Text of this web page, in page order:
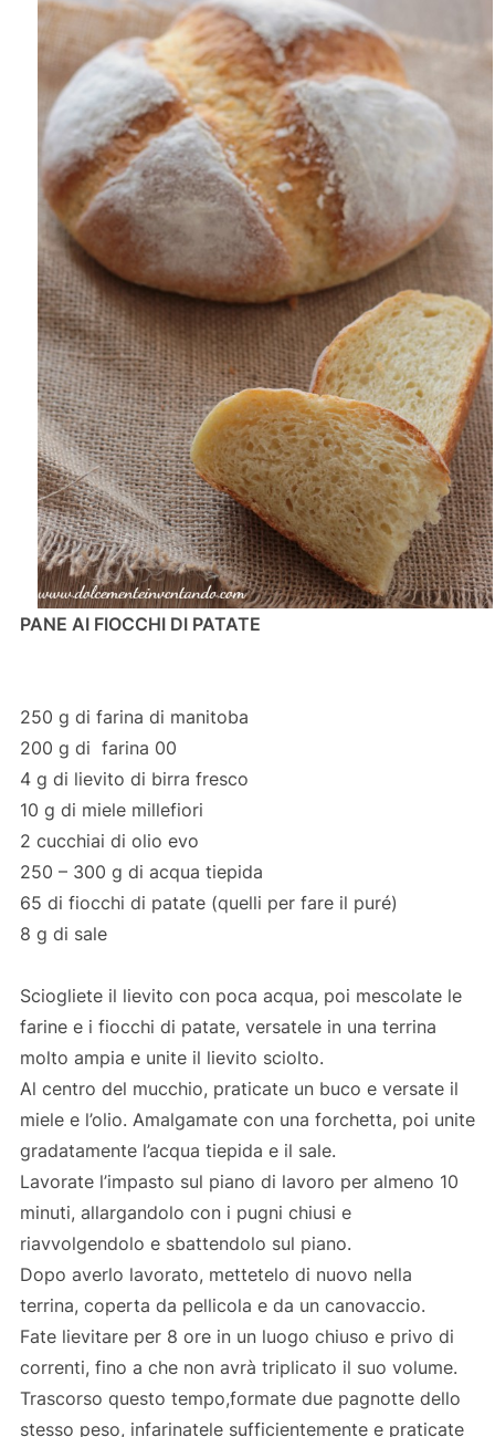
PANE AI FIOCCHI DI PATATE
250 g di farina di manitoba
200 g di farina 00
4 g di lievito di birra fresco
10 g di miele millefiori
2 cucchiai di olio evo
250 – 300 g di acqua tiepida
65 di fiocchi di patate (quelli per fare il puré)
8 g di sale
Sciogliete il lievito con poca acqua, poi mescolate le
farine e i fiocchi di patate, versatele in una terrina
molto ampia e unite il lievito sciolto.
Al centro del mucchio, praticate un buco e versate il
miele e l’olio. Amalgamate con una forchetta, poi unite
gradatamente l’acqua tiepida e il sale.
Lavorate l’impasto sul piano di lavoro per almeno 10
minuti, allargandolo con i pugni chiusi e
riavvolgendolo e sbattendolo sul piano.
Dopo averlo lavorato, mettetelo di nuovo nella
terrina, coperta da pellicola e da un canovaccio.
Fate lievitare per 8 ore in un luogo chiuso e privo di
correnti, fino a che non avrà triplicato il suo volume.
Trascorso questo tempo,formate due pagnotte dello
stesso peso, infarinatele sufficientemente e praticate